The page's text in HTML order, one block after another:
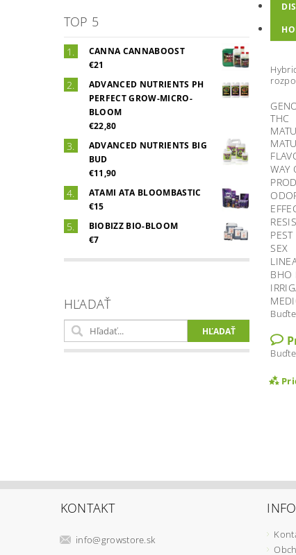
TOP 5
CANNA CANNABOOST
€21
ADVANCED NUTRIENTS PH
PERFECT GROW-MICRO-
BLOOM
€22,80
ADVANCED NUTRIENTS BIG
BUD
€11,90
ATAMI ATA BLOOMBASTIC
€15
BIOBIZZ BIO-BLOOM
€7
HĽADAŤ
THC
WAY
SEX
BHO
KONTAKT
info@growstore.sk